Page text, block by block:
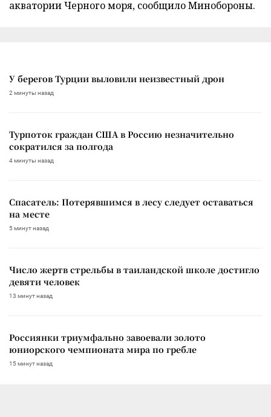
акватории Черного моря, сообщило Минобороны.
У берегов Турции выловили неизвестный дрон
2 минуты назад
Турпоток граждан США в Россию незначительно
сократился за полгода
4 минуты назад
Спасатель: Потерявшимся в лесу следует оставаться
на месте
5 минут назад
Число жертв стрельбы в таиландской школе достигло
девяти человек
13 минут назад
Россиянки триумфально завоевали золото
юниорского чемпионата мира по гребле
15 минут назад